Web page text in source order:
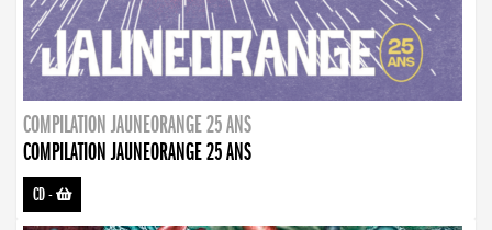
COMPILATION JAUNEORANGE 25 ANS
COMPILATION JAUNEORANGE 25 ANS
CD-